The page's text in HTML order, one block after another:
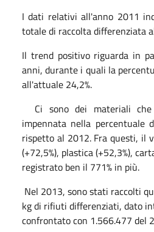
I dati relativi all'anno 2011
totale di raccolta differenziata
Il trend positivo riguarda in
anni, durante i quali la
all'attuale 24,2%.
Ci sono dei materiali che
impennata nella percentuale
rispetto al 2012. Fra questi, il
(+72,5%), plastica (+52,3%),
registrato ben il 771% in più.
Nel 2013, sono stati raccolti
kg di rifiuti differenziati, dato
confrontato con 1.566.477 del